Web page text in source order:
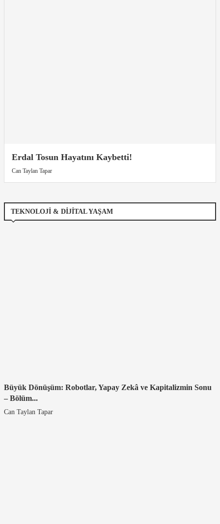
Erdal Tosun Hayatını Kaybetti!
Can Taylan Tapar
TEKNOLOJI & DIJITAL YAŞAM
Büyük Dönüşüm: Robotlar, Yapay Zekâ ve Kapitalizmin Sonu
– Bölüm...
Can Taylan Tapar